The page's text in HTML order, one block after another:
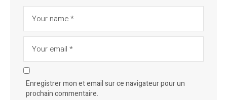
Enregistrer mon et email sur ce navigateur pour un
prochain commentaire.